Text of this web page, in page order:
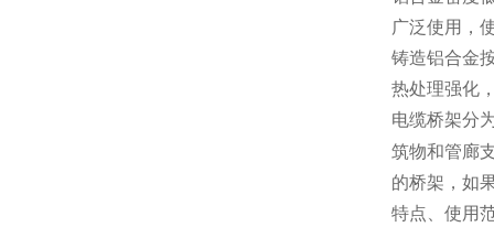
广泛使用，
铸造铝合金
热处理强化
电缆桥架分
筑物和管廊
的桥架，如
特点、使用